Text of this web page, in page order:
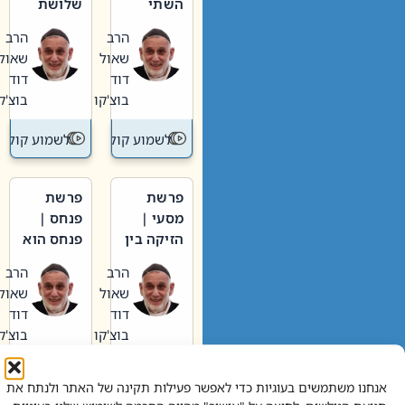
אנחנו משתמשים בעוגיות כדי לאפשר פעילות תקינה של האתר ולנתח את
וערב של
חיינו
הרב
שאול
דוד
בוצ'קו
לשמוע קול תורה – מדרש
האבות
הרב
שאול
דוד
בוצ'קו
לשמוע קול
פרשת
מסעי |
הזיקה בין
הגדול לעם הרב
שאול
דוד
בוצ'קו
לשמוע קול תורה – מדרש
פרשת
פנחס |
פנחס הוא
אליהו: בין
קנאות
הורסת
לקנאות
בונה
הרב
שאול
דוד
בוצ'קו
לשמוע קול